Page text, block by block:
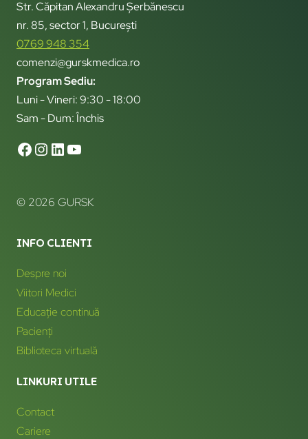
Str. Căpitan Alexandru Șerbănescu
nr. 85, sector 1, București
0769 948 354
comenzi@gurskmedica.ro
Program Sediu:
Luni - Vineri: 9:30 - 18:00
Sam - Dum: Închis
© 2026 GURSK
INFO CLIENTI
Despre noi
Viitori Medici
Educație continuă
Pacienți
Biblioteca virtuală
LINKURI UTILE
Contact
Cariere